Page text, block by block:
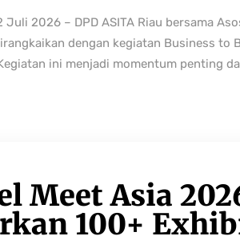
Juli 2026 – DPD ASITA Riau bersama
dengan kegiatan Business to
ini menjadi momentum penting
Meet Asia
100+